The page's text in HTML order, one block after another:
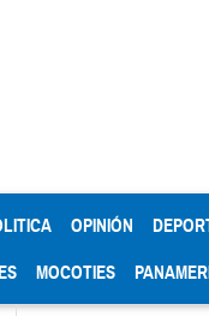
OPINIÓN
MOCOTIES